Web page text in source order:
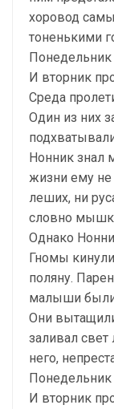
хоровод
тоненькими
Понедельник
И вторник
Среда
Один из них
Нонник знал
жизни ему не
леших, ни
словно
Однако
Гномы
поляну.
малыши были
Они
заливал
него,
Понедельник
И вторник